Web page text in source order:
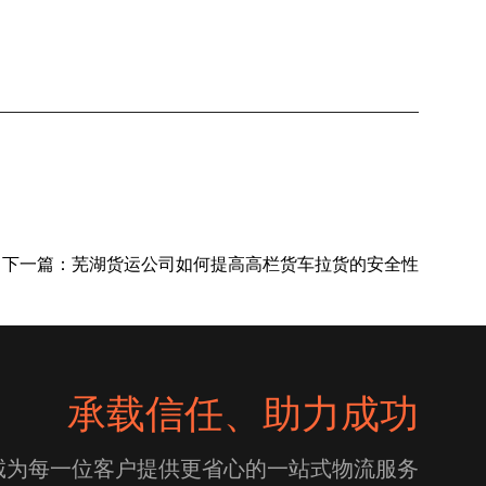
下一篇： 芜湖货运公司如何提高高栏货车拉货的安全性
承载信任、助力成功
为每一位客户提供更省心的一站式物流服务